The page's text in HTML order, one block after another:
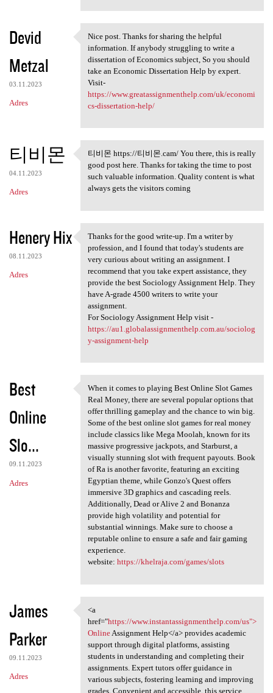
Devid
Metzal
03.11.2023
Adres
Nice post. Thanks for sharing
Nice post. Thanks for sharing the helpful
information. If anybody struggling to write a
dissertation of Economics subject, So you should
take an Economic Dissertation Help by expert.
Visit-
https://www.greatassignmenthelp.com/uk/economi
cs-dissertation-help/
티비몬
04.11.2023
Adres
티비몬 https://티비몬.cam/ You
티비몬 https://티비몬.cam/ You there, this is really
good post here. Thanks for taking the time to post
such valuable information. Quality content is what
always gets the visitors coming
Henery Hix
08.11.2023
Adres
Thanks for the good write-up.
Thanks for the good write-up. I'm a writer by
profession, and I found that today's students are
very curious about writing an assignment. I
recommend that you take expert assistance, they
provide the best Sociology Assignment Help. They
have A-grade 4500 writers to write your
assignment.
For Sociology Assignment Help visit -
https://au1.globalassignmenthelp.com.au/sociolog
y-assignment-help
Best
Online
Slo...
09.11.2023
Adres
When it comes to playing Best
When it comes to playing Best Online Slot Games
Real Money, there are several popular options that
offer thrilling gameplay and the chance to win big.
Some of the best online slot games for real money
include classics like Mega Moolah, known for its
massive progressive jackpots, and Starburst, a
visually stunning slot with frequent payouts. Book
of Ra is another favorite, featuring an exciting
Egyptian theme, while Gonzo's Quest offers
immersive 3D graphics and cascading reels.
Additionally, Dead or Alive 2 and Bonanza
provide high volatility and potential for
substantial winnings. Make sure to choose a
reputable online to ensure a safe and fair gaming
experience.
website: https://khelraja.com/games/slots
James
Parker
09.11.2023
Adres
<a href="https://www
<a
href="https://www.instantassignmenthelp.com/us">
OnlineAssignment Help</a> provides academic
support through digital platforms, assisting
students in understanding and completing their
assignments. Expert tutors offer guidance in
various subjects, fostering learning and improving
grades. Convenient and accessible, this service